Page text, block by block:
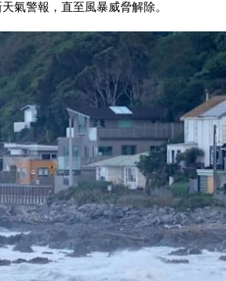
氣警報，直至風暴威脅解除。